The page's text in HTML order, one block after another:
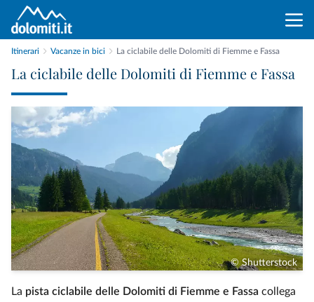
Itinerari Vacanze in bici La ciclabile delle Dolomiti di Fiemme e Fassa
La ciclabile delle Dolomiti di Fiemme e Fassa
© Shutterstock
La pista ciclabile delle Dolomiti di Fiemme e Fassa collega